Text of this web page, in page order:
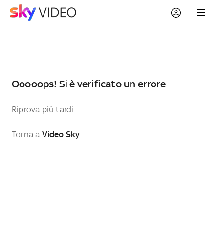
Ooooops! Si è verificato un errore
Riprova più tardi
Torna a Video Sky